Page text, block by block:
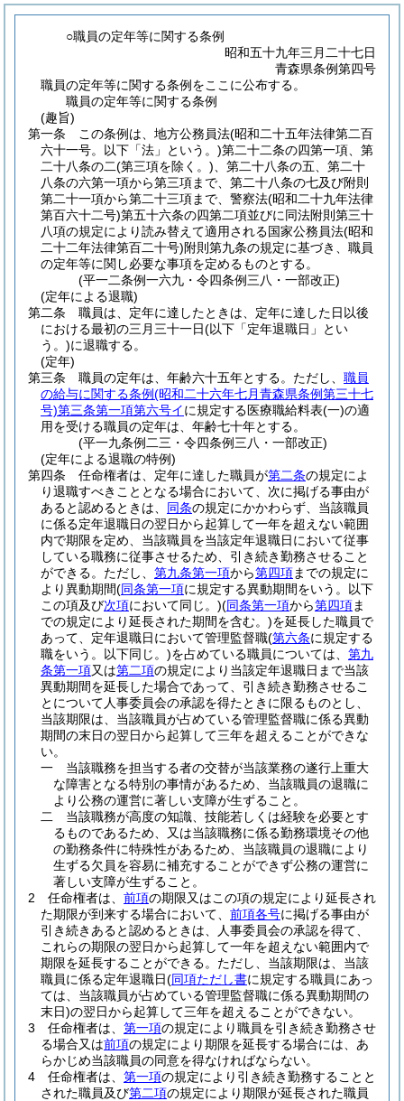
○職員の定年等に関する条例
昭和五十九年三月二十七日
青森県条例第四号
職員の定年等に関する条例をここに公布する。
職員の定年等に関する条例
(趣旨)
第一条
この条例は、地方公務員法(昭和二十五年法律第二百
六十一号。以下「法」という。)第二十二条の四第一項、第
二十八条の二(第三項を除く。) 、第二十八条の五、第二十
八条の六第一項から第三項まで、第二十八条の七及び附則
第二十一項から第二十三項まで、警察法(昭和二十九年法律
第百六十二号)第五十六条の四第二項並びに同法附則第三十
八項の規定により読み替えて適用される国家公務員法(昭和
二十二年法律第百二十号)附則第九条の規定に基づき、職員
の定年等に関し必要な事項を定めるものとする。
(平一二条例一六九・令四条例三八・一部改正)
(定年による退職)
第二条
職員は、定年に達したときは、定年に達した日以後
における最初の三月三十一日(以下「定年退職日」とい
う。)に退職する。
(定年)
第三条
職員の定年は、年齢六十五年とする。 ただし、 職員
の給与に関する条例(昭和二十六年七月青森県条例第三十七
号)第三条第一項第六号イに規定する医療職給料表(一)の適
用を受ける職員の定年は、年齢七十年とする。
(平一九条例二三・令四条例三八・一部改正)
(定年による退職の特例)
第四条
任命権者は、定年に達した職員が第二条の規定によ
り退職すべきこととなる場合において、次に掲げる事由が
あると認めるときは、 同条の規定にかかわらず、当該職員
に係る定年退職日の翌日から起算して一年を超えない範囲
内で期限を定め、当該職員を当該定年退職日において従事
している職務に従事させるため、引き続き勤務させること
ができる。 ただし、 第九条第一項から第四項までの規定に
より異動期間(同条第一項に規定する異動期間をいう。以下
この項及び次項において同じ。)(同条第一項から第四項ま
での規定により延長された期間を含む。)を延長した職員で
あって、定年退職日において管理監督職(第六条に規定する
職をいう。以下同じ。)を占めている職員については、 第九
条第一項又は第二項の規定により当該定年退職日まで当該
異動期間を延長した場合であって、引き続き勤務させるこ
とについて人事委員会の承認を得たときに限るものとし、
当該期限は、当該職員が占めている管理監督職に係る異動
期間の末日の翌日から起算して三年を超えることができな
い。
一
当該職務を担当する者の交替が当該業務の遂行上重大
な障害となる特別の事情があるため、当該職員の退職に
より公務の運営に著しい支障が生ずること。
二
当該職務が高度の知識、技能若しくは経験を必要とす
るものであるため、又は当該職務に係る勤務環境その他
の勤務条件に特殊性があるため、当該職員の退職により
生ずる欠員を容易に補充することができず公務の運営に
著しい支障が生ずること。
2
任命権者は、 前項の期限又はこの項の規定により延長され
た期限が到来する場合において、 前項各号に掲げる事由が
引き続きあると認めるときは、人事委員会の承認を得て、
これらの期限の翌日から起算して一年を超えない範囲内で
期限を延長することができる。 ただし、当該期限は、当該
職員に係る定年退職日(同項ただし書に規定する職員にあっ
ては、当該職員が占めている管理監督職に係る異動期間の
末日)の翌日から起算して三年を超えることができない。
3
任命権者は、 第一項の規定により職員を引き続き勤務させ
る場合又は前項の規定により期限を延長する場合には、あ
らかじめ当該職員の同意を得なければならない。
4
任命権者は、 第一項の規定により引き続き勤務することと
された職員及び第二項の規定により期限が延長された職員